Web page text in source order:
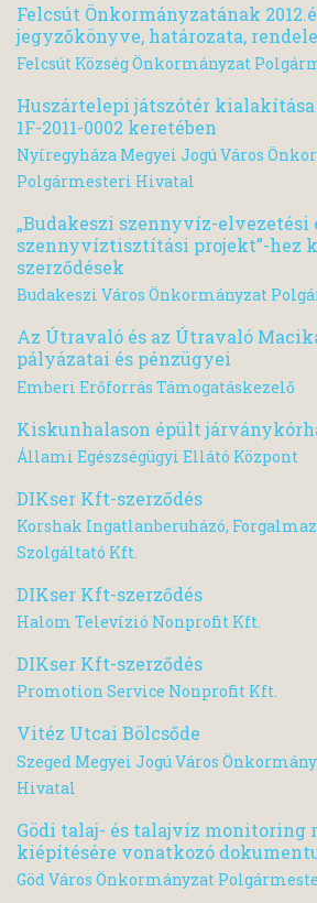
Felcsút Önkormányzatának
jegyzőkönyve, határozata,
Felcsút Község Önkormányzat
Huszártelepi játszótér kialakítása
1F-2011-0002 keretében
Nyíregyháza Megyei Jogú Város
Polgármesteri Hivatal
„Budakeszi szennyvíz-elvezetési
szennyvíztisztítási projekt”-hez
szerződések
Budakeszi Város Önkormányzat
Az Útravaló és az Útravaló
pályázatai és pénzügyei
Emberi Erőforrás Támogatáskezelő
Kiskunhalason épült
Állami Egészségügyi Ellátó Központ
DIKser Kft-szerződés
Korshak Ingatlanberuházó,
Szolgáltató Kft.
DIKser Kft-szerződés
Halom Televízió Nonprofit Kft.
DIKser Kft-szerződés
Promotion Service Nonprofit Kft.
Vitéz Utcai Bölcsőde
Szeged Megyei Jogú Város
Hivatal
Gödi talaj- és talajvíz monitoring
kiépítésére vonatkozó
Göd Város Önkormányzat